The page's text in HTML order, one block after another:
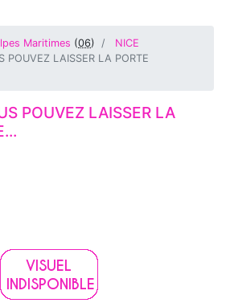
Maritimes (06)
NICE
POUVEZ LAISSER LA PORTE
POUVEZ LAISSER LA